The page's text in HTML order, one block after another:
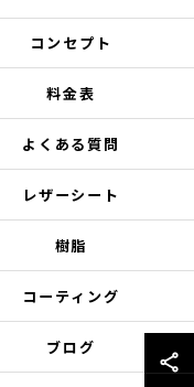
コンセプト
料金表
よくある質問
レザーシート
樹脂
コーティング
ブログ